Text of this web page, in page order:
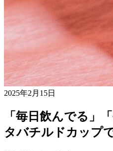
2025年2月15日
「毎日飲んでる」
タバチルドカップ